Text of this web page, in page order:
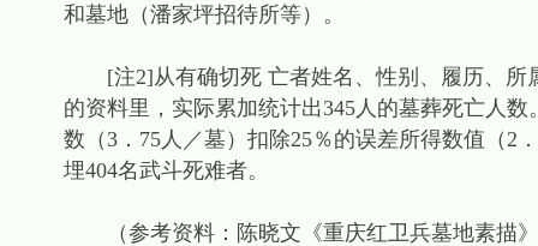
和墓地（潘家坪招待所等）。
[注2]从有确切死 亡者姓名、性别、履历、所
的资料里，实际累加统计出345人的墓葬死亡人
数（3．75人／墓）扣除25％的误差所得数值（2
埋404名武斗死难者。
（参考资料：陈晓文《重庆红卫兵墓地素描》